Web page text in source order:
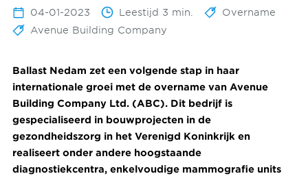
04-01-2023 Leestijd 3 min.
Overname
Avenue Building Company
Ballast Nedam zet een volgende stap in haar
internationale groei met de overname van Avenue
Building Company Ltd. (ABC). Dit bedrijf is
gespecialiseerd in bouwprojecten in de
gezondheidszorg in het Verenigd Koninkrijk en
realiseert onder andere hoogstaande
diagnostiekcentra, enkelvoudige mammografie units